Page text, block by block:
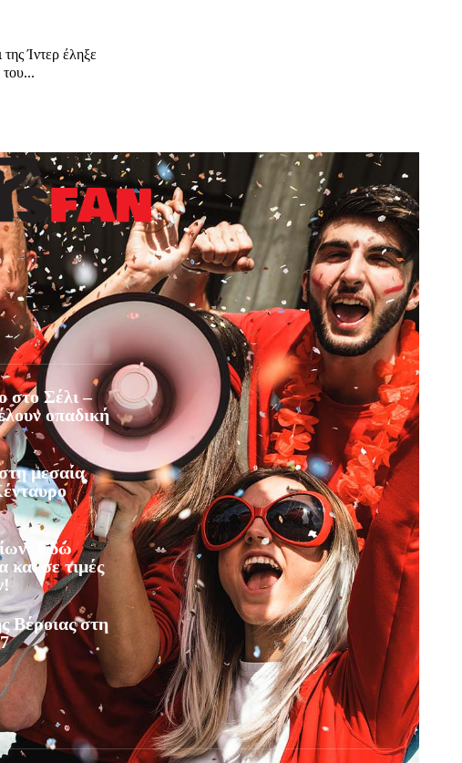
Ίντερ έληξε
του...
στο Σέλι –
οπαδική
μεσαία
Εδώ
και σε τιμές
Βέροιας στη